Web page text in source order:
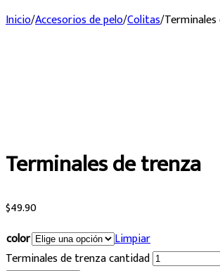
Inicio/Accesorios de pelo/Colitas/
Terminales de trenza
$49.90
color
Limpiar
Terminales de trenza cantidad